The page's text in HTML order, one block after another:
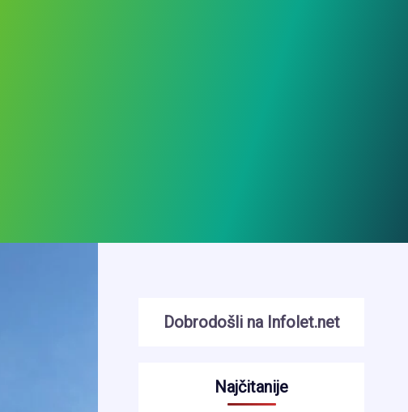
Dobrodošli na Infolet.net
Najčitanije